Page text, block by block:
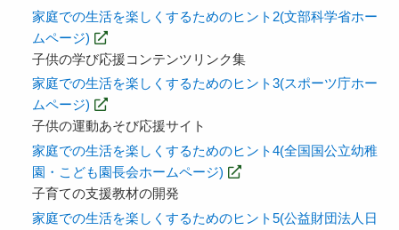
家庭での生活を楽しくするためのヒント2(文部科学省ホー
ムページ)
子供の学び応援コンテンツリンク集
家庭での生活を楽しくするためのヒント3(スポーツ庁ホー
ムページ)
子供の運動あそび応援サイト
家庭での生活を楽しくするためのヒント4(全国国公立幼稚
園・こども園長会ホームページ)
子育ての支援教材の開発
家庭での生活を楽しくするためのヒント5(公益財団法人日